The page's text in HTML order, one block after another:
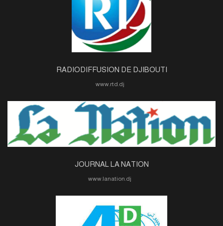
RADIODIFFUSION DE DJIBOUTI
JOURNAL LA NATION